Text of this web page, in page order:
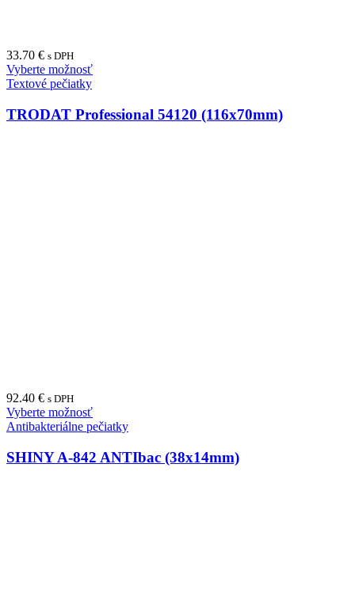
33.70 € s DPH
Vyberte možnosť
Textové pečiatky
TRODAT Professional 54120 (116x70mm)
92.40 € s DPH
Vyberte možnosť
Antibakteriálne pečiatky
SHINY A-842 ANTIbac (38x14mm)